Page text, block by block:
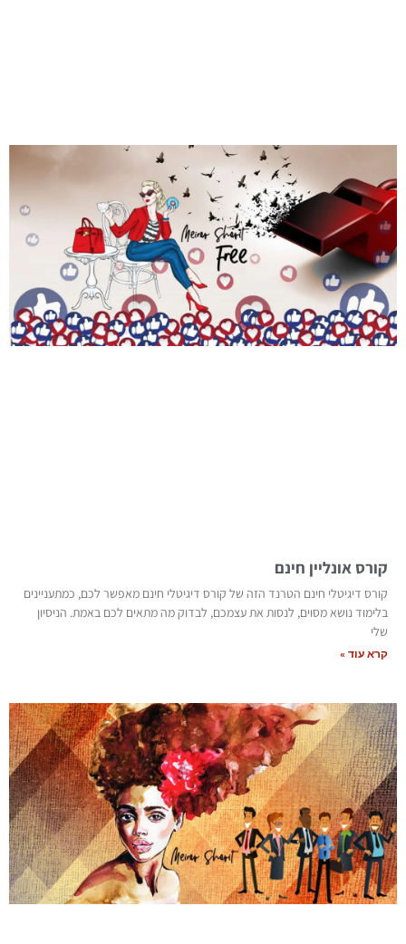
קורס אונליין חינם
קורס דיגיטלי חינם הטרנד הזה של קורס דיגיטלי חינם מאפשר לכם, כמתעניינים
בלימוד נושא מסוים, לנסות את עצמכם, לבדוק מה מתאים לכם באמת. הניסיון
שלי
קרא עוד »